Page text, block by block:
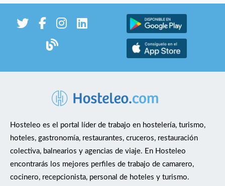
Hosteleo es el portal líder de trabajo en hostelería, turismo,
hoteles, gastronomía, restaurantes, cruceros, restauración
colectiva, balnearios y agencias de viaje. En Hosteleo
encontrarás los mejores perfiles de trabajo de camarero,
cocinero, recepcionista, personal de hoteles y turismo.